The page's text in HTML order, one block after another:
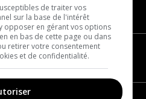
de traiter vos
sur la base de l'intérêt
opposer en gérant vos options
en bas de cette page ou dans
retirer votre consentement
et de confidentialité.